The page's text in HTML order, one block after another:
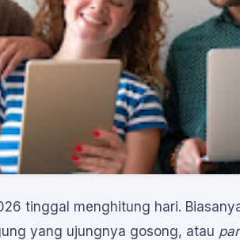
tinggal menghitung hari.
yang ujungnya gosong, atau